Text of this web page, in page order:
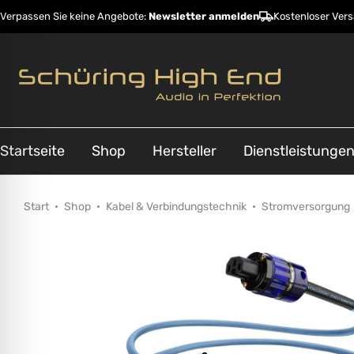
Verpassen Sie keine Angebote: Newsletter anmelden Kostenloser
Startseite Shop Hersteller Dienstleistungen
Start Shop Kabel & Verbindungstechnik Stromversorgung